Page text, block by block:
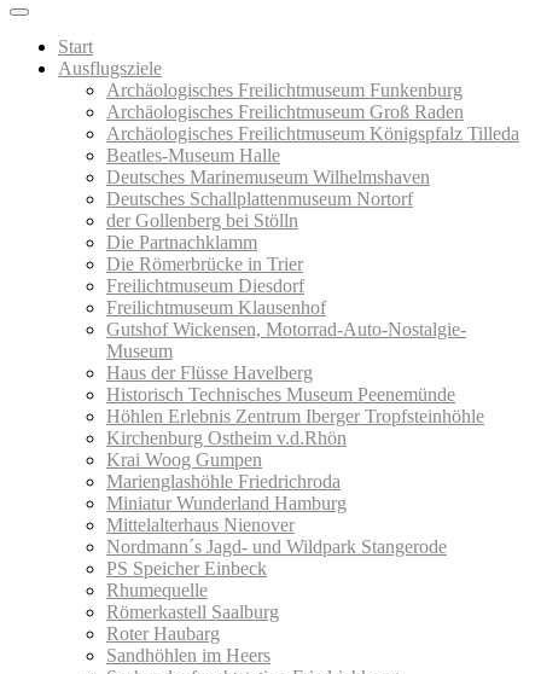
Start
Ausflugsziele
Archäologisches Freilichtmuseum Funkenburg
Archäologisches Freilichtmuseum Groß Raden
Archäologisches Freilichtmuseum Königspfalz Tilleda
Beatles-Museum Halle
Deutsches Marinemuseum Wilhelmshaven
Deutsches Schallplattenmuseum Nortorf
der Gollenberg bei Stölln
Die Partnachklamm
Die Römerbrücke in Trier
Freilichtmuseum Diesdorf
Freilichtmuseum Klausenhof
Gutshof Wickensen, Motorrad-Auto-Nostalgie-
Museum
Haus der Flüsse Havelberg
Historisch Technisches Museum Peenemünde
Höhlen Erlebnis Zentrum Iberger Tropfsteinhöhle
Kirchenburg Ostheim v.d.Rhön
Krai Woog Gumpen
Marienglashöhle Friedrichroda
Miniatur Wunderland Hamburg
Mittelalterhaus Nienover
Nordmann´s Jagd- und Wildpark Stangerode
PS Speicher Einbeck
Rhumequelle
Römerkastell Saalburg
Roter Haubarg
Sandhöhlen im Heers